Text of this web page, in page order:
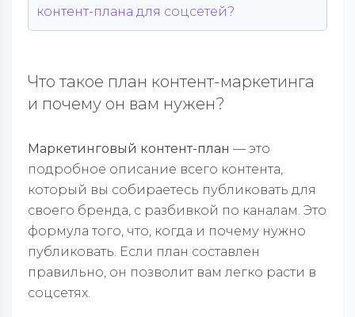
контент-плана для соцсетей?
Что такое план контент-маркетинга
и почему он вам нужен?
Маркетинговый контент-план — это
подробное описание всего контента,
который вы собираетесь публиковать для
своего бренда, с разбивкой по каналам. Это
формула того, что, когда и почему нужно
публиковать. Если план составлен
правильно, он позволит вам легко расти в
соцсетях.